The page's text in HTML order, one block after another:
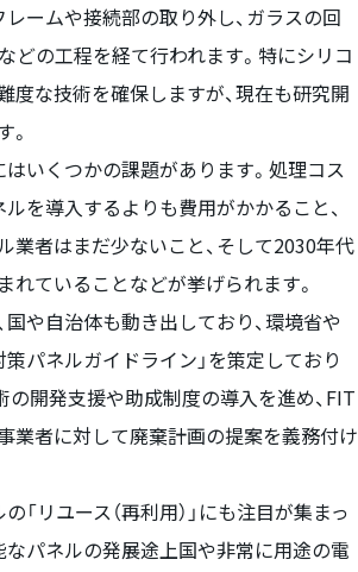
レームや接続部の取り外し、ガラスの回
どの工程を経て行われます。特にシリコ
度な技術を確保しますが、現在も研究開
はいくつかの課題があります。処理コス
ルを導入するよりも費用がかかること、
業者はまだ少ないこと、そして2030年代
れていることなどが挙げられます。
国や自治体も動き出しており、環境省や
パネルガイドライン」を策定しており
の開発支援や助成制度の導入を進め、FIT
業者に対して廃棄計画の提案を義務付け
「リユース（再利用）」にも注目が集まっ
なパネルの発展途上国や非常に用途の電